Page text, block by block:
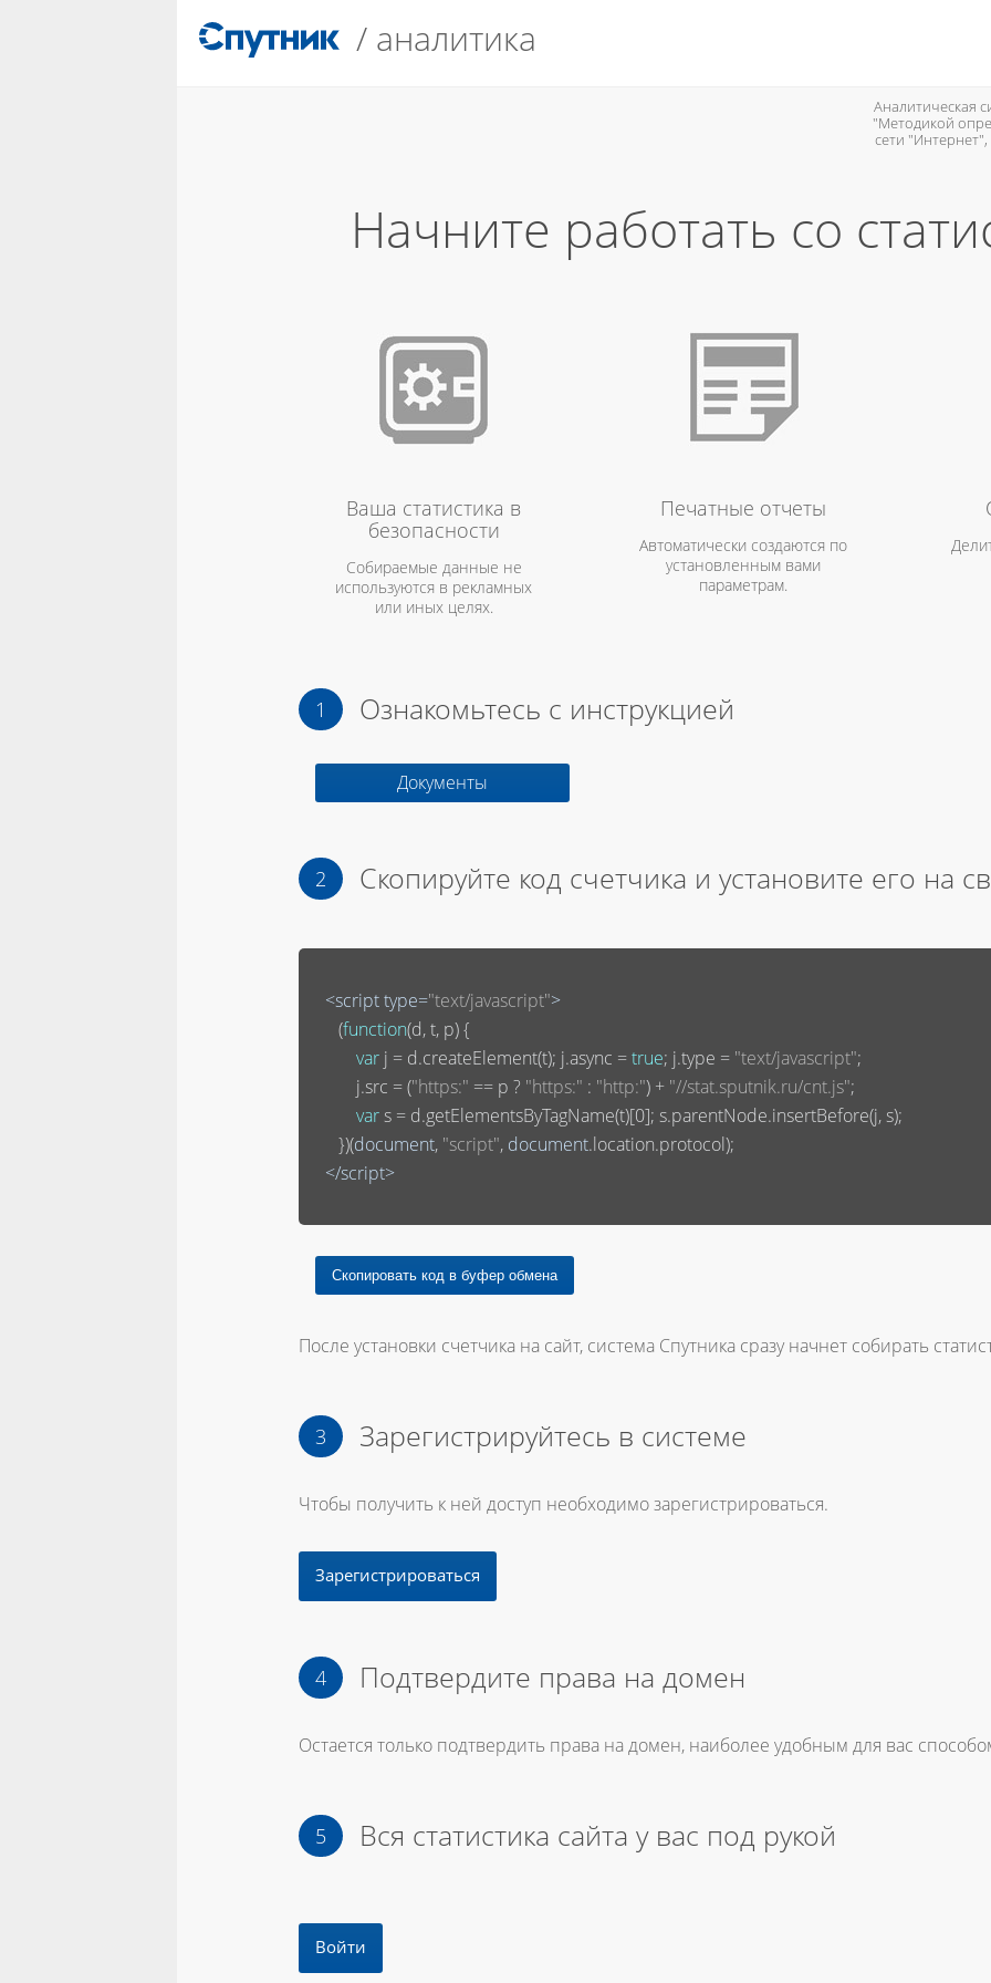
/ аналитика
Аналитическая
"Методикой
сети
Начните работать со
Ваша статистика в
безопасности
Собираемые данные не
используются в рекламных
или иных целях.
Печатные отчеты
Автоматически создаются по
установленным вами
параметрам.
Ознакомьтесь с инструкцией
Документы
Скопируйте код счетчика и установите его на
<scripttype="text/javascript">
       (
function(d, t, p) {
var j = d.createElement(t); j.async = true; j.type = "text/javascript";
           j.src = (
"https:" == p ? "https:" : "http:") + "//stat.sputnik.ru/cnt.js";
var s = d.getElementsByTagName(t)[0]; s.parentNode.insertBefore(j, s);
       })(
document, "script", document.location.protocol);
</script>
После установки счетчика на сайт, система Спутника сразу начнет собирать
Зарегистрируйтесь в системе
Чтобы получить к ней доступ необходимо зарегистрироваться.
Зарегистрироваться
Подтвердите права на домен
Остается только подтвердить права на домен, наиболее удобным для вас
Вся статистика сайта у вас под рукой
Войти